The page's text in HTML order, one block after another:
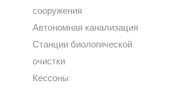
сооружения
Автономная канализация
Станции биологической
очистки
Кессоны